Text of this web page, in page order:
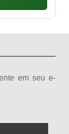
em seu e-